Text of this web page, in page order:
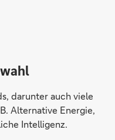
darunter auch viele
Alternative Energie,
Intelligenz.